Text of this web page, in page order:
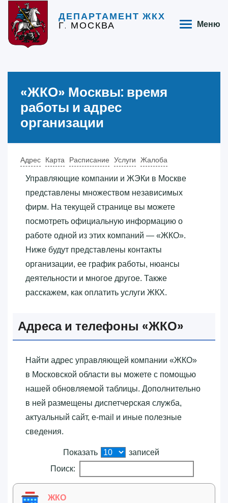
ДЕПАРТАМЕНТ ЖКХ
Г. МОСКВА Меню
«‎ЖКО»‎ Москвы: время
работы и адрес
организации
Адрес Карта Расписание Услуги Жалоба
Управляющие компании и ЖЭКи в Москве
представлены множеством независимых
фирм. На текущей странице вы можете
посмотреть официальную информацию о
работе одной из этих компаний — «‎ЖКО»‎.
Ниже будут представлены контакты
организации, ее график работы, нюансы
деятельности и многое другое. Также
расскажем, как оплатить услуги ЖКХ.
Адреса и телефоны «‎ЖКО»‎
Найти адрес управляющей компании «‎ЖКО»‎
в Московской области вы можете с помощью
нашей обновляемой таблицы. Дополнительно
в ней размещены диспетчерская служба,
актуальный сайт, e-mail и иные полезные
сведения.
Показать
записей
Поиск:
ЖКО